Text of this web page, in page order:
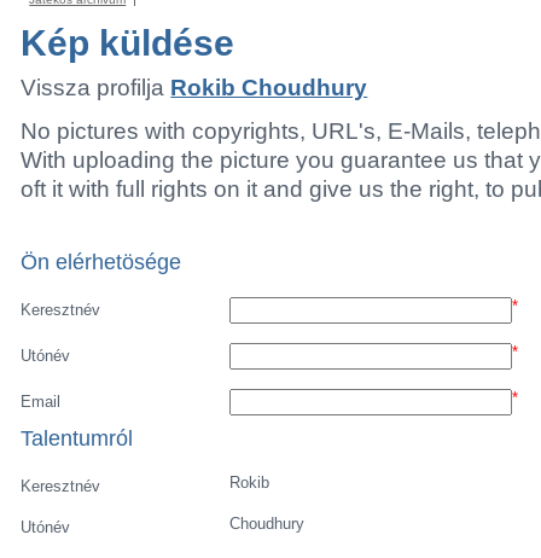
Kép küldése
Vissza profilja Rokib Choudhury
No pictures with copyrights, URL's, E-Mails,
With uploading the picture you guarantee us that
oft it with full rights on it and give us the right, to
Ön elérhetösége
Keresztnév *
Utónév *
Email *
Talentumról
Keresztnév Rokib
Utónév Choudhury